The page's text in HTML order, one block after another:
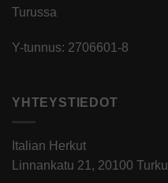
Turussa
Y-tunnus: 2706601-8
YHTEYSTIEDOT
Italian Herkut
Linnankatu 21, 20100 Turku